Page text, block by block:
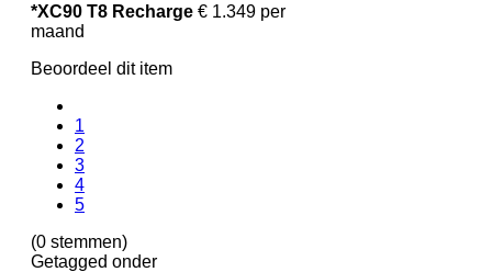
*XC90 T8 Recharge € 1.349 per
maand
Beoordeel dit item
1
2
3
4
5
(0 stemmen)
Getagged onder